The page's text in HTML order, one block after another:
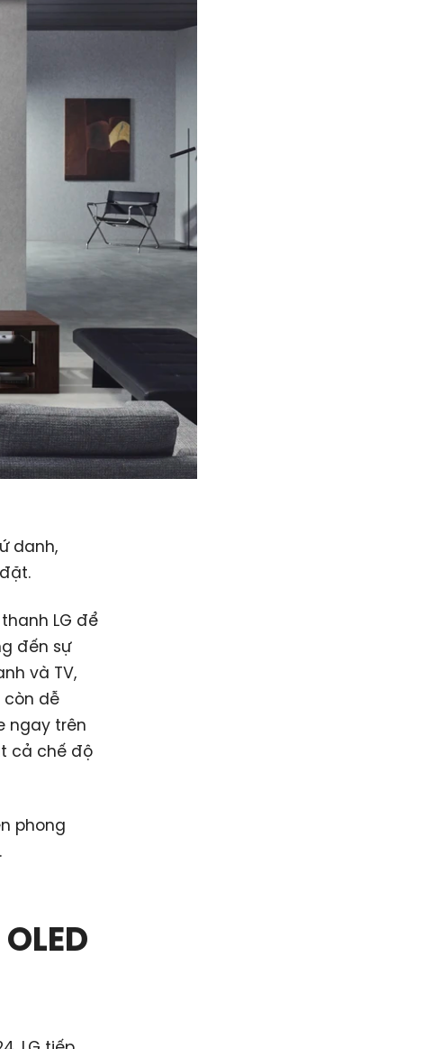
danh,
LG để
đến sự
và TV,
còn dễ
ngay trên
cả chế độ
phong